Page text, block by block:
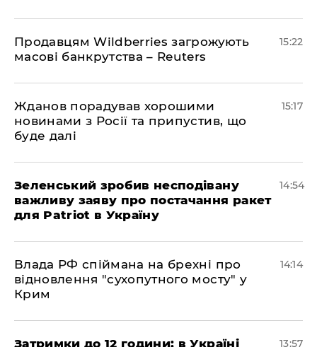
Продавцям Wildberries загрожують
масові банкрутства – Reuters
15:22
Жданов порадував хорошими
новинами з Росії та припустив, що
буде далі
15:17
Зеленський зробив несподівану
важливу заяву про постачання ракет
для Patriot в Україну
14:54
Влада РФ спіймана на брехні про
відновлення "сухопутного мосту" у
Крим
14:14
Затримки до 12 години: в Україні
13:57